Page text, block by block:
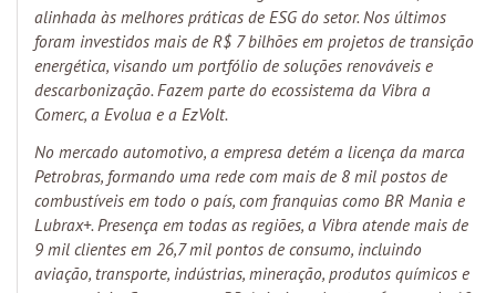
alinhada às melhores práticas de ESG do setor. Nos últimos
foram investidos mais de R$ 7 bilhões em projetos de transição
energética, visando um portfólio de soluções renováveis e
descarbonização. Fazem parte do ecossistema da Vibra a
Comerc, a Evolua e a EzVolt.
No mercado automotivo, a empresa detém a licença da marca
Petrobras, formando uma rede com mais de 8 mil postos de
combustíveis em todo o país, com franquias como BR Mania e
Lubrax+. Presença em todas as regiões, a Vibra atende mais de
9 mil clientes em 26,7 mil pontos de consumo, incluindo
aviação, transporte, indústrias, mineração, produtos químicos e